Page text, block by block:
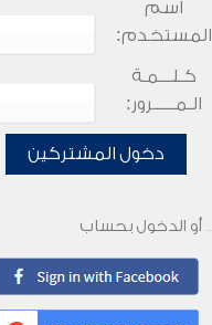
اسم
المستخدم:
كـلـــمـة
الـمـــــرور:
دخول المشتركين
أو الدخول بحساب